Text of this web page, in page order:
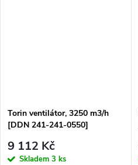
Torin ventilátor, 3250 m3/h
[DDN 241-241-0550]
9 112 Kč
Skladem 3 ks